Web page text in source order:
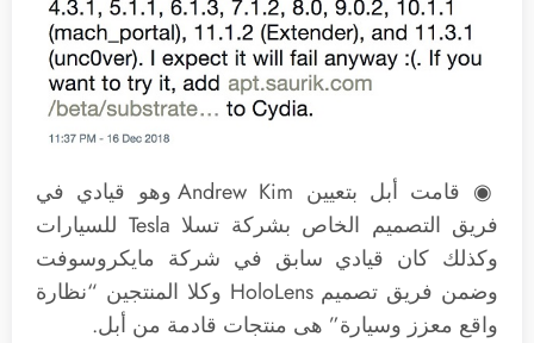
◉ قامت أبل بتعيين Andrew Kim وهو قيادي في
فريق التصميم الخاص بشركة تسلا Tesla للسيارات
وكذلك كان قيادي سابق في شركة مايكروسوفت
وضمن فريق تصميم HoloLens وكلا المنتجين “نظارة
واقع معزز وسيارة” هى منتجات قادمة من أبل.